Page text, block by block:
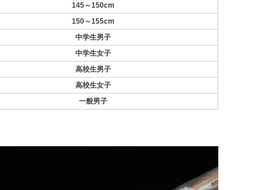
145～150cm
150～155cm
中学生男子
中学生女子
高校生男子
高校生女子
一般男子